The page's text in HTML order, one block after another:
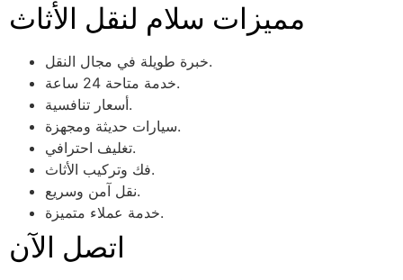
مميزات سلام لنقل الأثاث
خبرة طويلة في مجال النقل.
خدمة متاحة 24 ساعة.
أسعار تنافسية.
سيارات حديثة ومجهزة.
تغليف احترافي.
فك وتركيب الأثاث.
نقل آمن وسريع.
خدمة عملاء متميزة.
اتصل الآن